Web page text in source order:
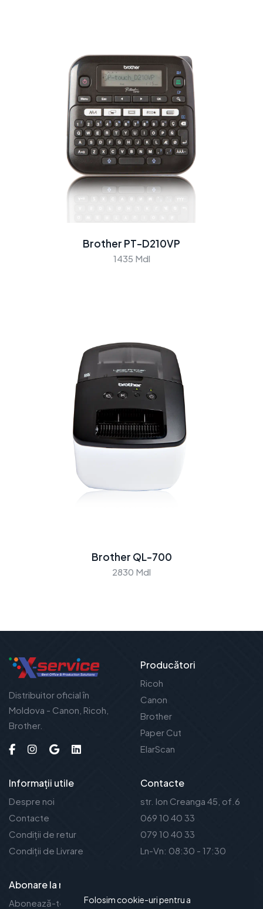
Brother PT-D210VP
1435 Mdl
Brother QL-700
2830 Mdl
Distribuitor oficial în
Moldova - Canon, Ricoh,
Brother.
Producători
Ricoh
Canon
Brother
Paper Cut
ElarScan
Informații utile
Despre noi
Contacte
Condiții de retur
Condiții de Livrare
Contacte
str. Ion Creanga 45, of.6
069 10 40 33
079 10 40 33
Ln-Vn: 08:30 - 17:30
Abonare la noutăți
Abonează-te la newsletter-ul nostru și vei fi la curent cu
Folosim cookie-uri pentru a